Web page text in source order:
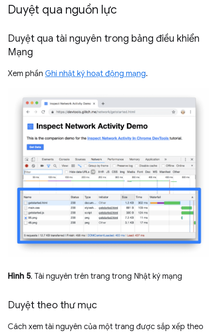
Duyệt qua nguồn lực
Duyệt qua tài nguyên trong bảng điều khiển
Mạng
Xem phần Ghi nhật ký hoạt động mạng.
Hình 5. Tài nguyên trên trang trong Nhật ký mạng
Duyệt theo thư mục
Cách xem tài nguyên của một trang được sắp xếp theo